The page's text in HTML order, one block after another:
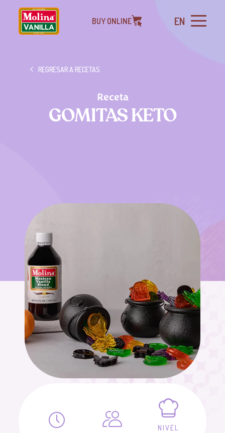
BUY ONLINE EN
REGRESAR A RECETAS
Receta
GOMITAS KETO
NIVEL